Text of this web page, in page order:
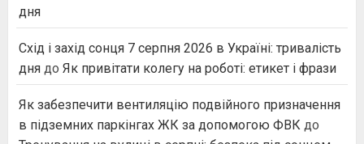
дня
Схід і захід сонця 7 серпня 2026 в Україні: тривалість
дня до Як привітати колегу на роботі: етикет і фрази
Як забезпечити вентиляцію подвійного призначення
в підземних паркінгах ЖК за допомогою ФВК до